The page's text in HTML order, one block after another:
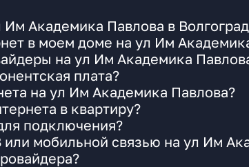
Академика Павлова в
в моем доме на ул Им
на ул Им Академика
плата?
на ул Им Академика Павлова?
в квартиру?
подключения?
мобильной связью на ул Им